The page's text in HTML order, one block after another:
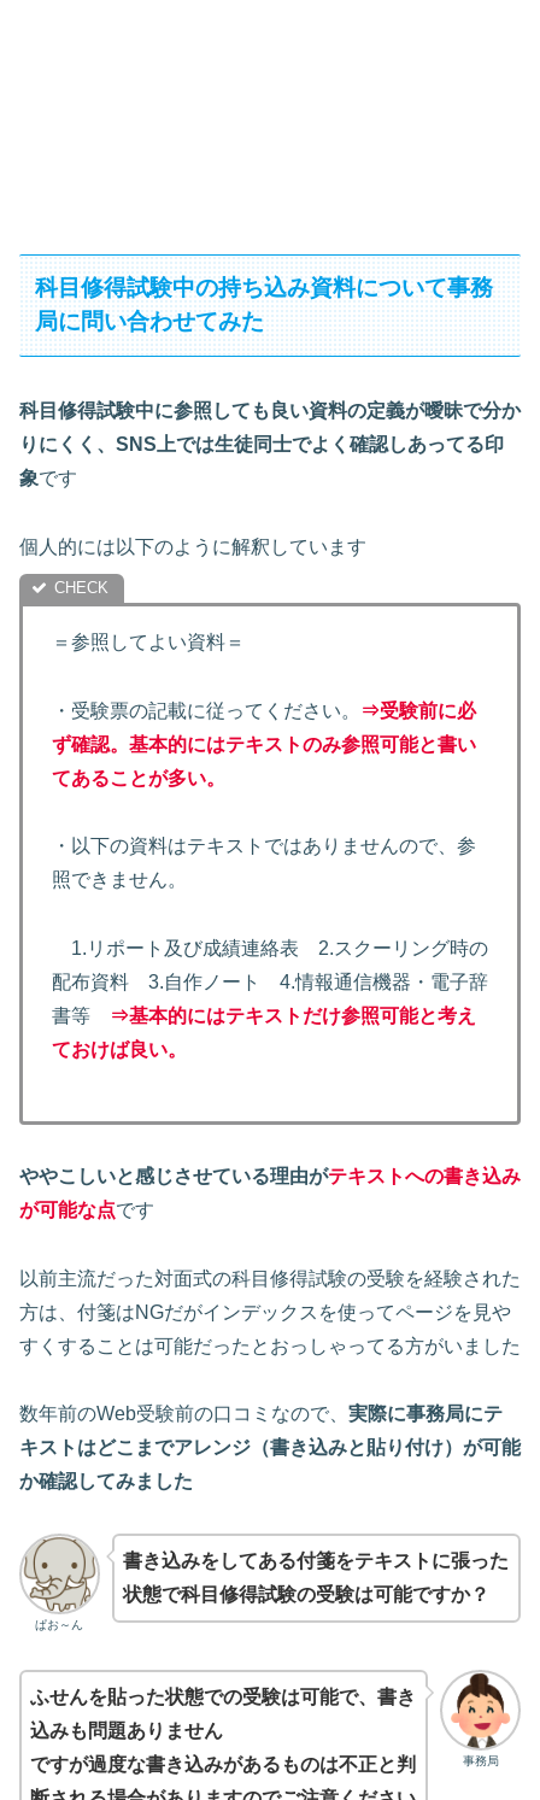
科目修得試験中の持ち込み資料について事務
局に問い合わせてみた
科目修得試験中に参照しても良い資料の定義が曖昧で分か
りにくく、 SNS上では生徒同士でよく確認しあってる印
象です
個人的には以下のように解釈しています
＝参照してよい資料＝
・受験票の記載に従ってください。
⇒受験前に必
ず確認。基本的にはテキストのみ参照可能と書い
てあることが多い。
・以下の資料はテキストではありませんので、参
照できません。
1.リポート及び成績連絡表 2.スクーリング時の
配布資料 3.自作ノート 4.情報通信機器・電子辞
書等
⇒基本的にはテキストだけ参照可能と考え
ておけば良い。
ややこしいと感じさせている理由がテキストへの書き込み
が可能な点です
以前主流だった対面式の科目修得試験の受験を経験された
方は、付箋はNGだがインデックスを使ってページを見や
すくすることは可能だったとおっしゃってる方がいました
数年前のWeb受験前の口コミなので、 実際に事務局にテ
キストはどこまでアレンジ（書き込みと貼り付け） が可能
か確認してみました
ぱお～ん
書き込みをしてある付箋をテキストに張った
状態で科目修得試験の受験は可能ですか？
事務局
ふせんを貼った状態での受験は可能で、書き
込みも問題ありません
ですが過度な書き込みがあるものは不正と判